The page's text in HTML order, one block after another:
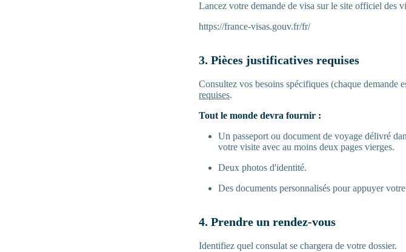
Lancez votre demande de visa sur le site officiel des
https://france-visas.gouv.fr/fr/
3. Pièces justificatives requises
Consultez vos besoins spécifiques (chaque demande
requises.
Tout le monde devra fournir :
Un passeport ou document de voyage délivré
votre visite avec au moins deux pages vierges.
Deux photos d'identité.
Des documents personnalisés pour appuyer
4. Prendre un rendez-vous
Identifiez quel consulat se chargera de votre dossier.